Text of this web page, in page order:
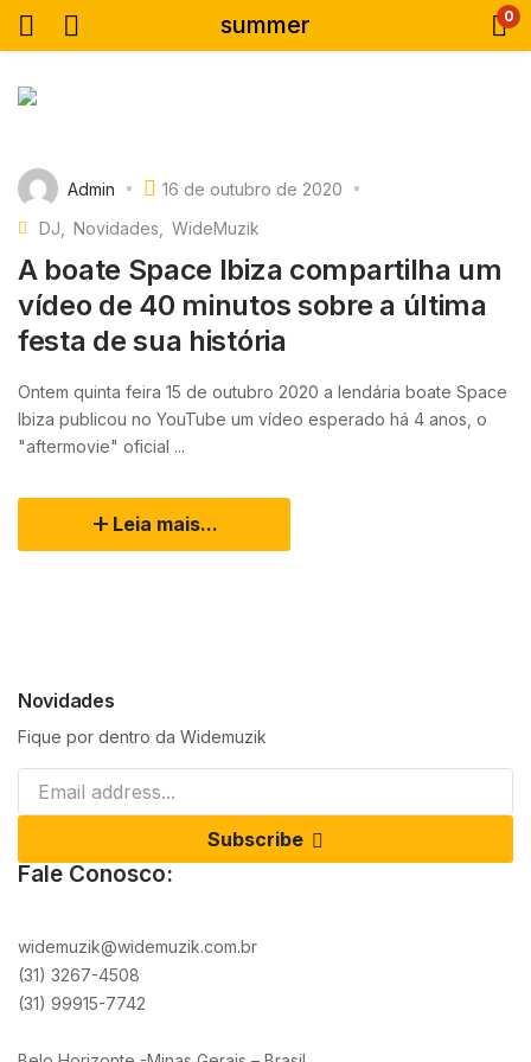
summer 0
Admin
16 de outubro de 2020
DJ
Novidades WideMuzik
A boate Space Ibiza compartilha um
vídeo de 40 minutos sobre a última
festa de sua história
Ontem quinta feira 15 de outubro 2020 a lendária boate Space
Ibiza publicou no YouTube um vídeo esperado há 4 anos, o
"aftermovie" oficial ...
Leia mais...
Novidades
Fique por dentro da Widemuzik
Subscribe
Fale Conosco:
widemuzik@widemuzik.com.br
(31) 3267-4508
(31) 99915-7742